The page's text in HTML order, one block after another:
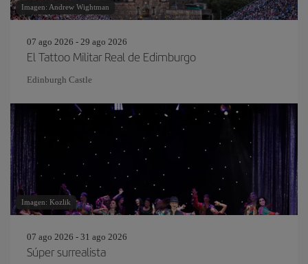
Imagen: Andrew Wightman
07 ago 2026 - 29 ago 2026
El Tattoo Militar Real de Edimburgo
Edinburgh Castle
Imagen: Kozlik
07 ago 2026 - 31 ago 2026
Súper surrealista